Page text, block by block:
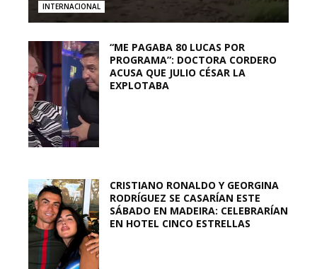
INTERNACIONAL
“ME PAGABA 80 LUCAS POR
PROGRAMA”: DOCTORA CORDERO
ACUSA QUE JULIO CÉSAR LA
EXPLOTABA
CRISTIANO RONALDO Y GEORGINA
RODRÍGUEZ SE CASARÍAN ESTE
SÁBADO EN MADEIRA: CELEBRARÍAN
EN HOTEL CINCO ESTRELLAS